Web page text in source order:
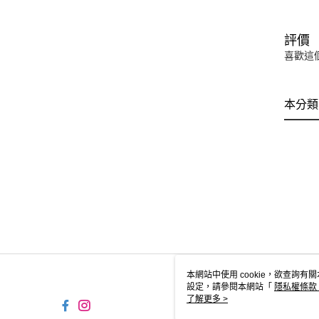
評價
喜歡這
本分
本網站中使用 cookie，欲查詢有
設定，請參閱本網站「 隱私權條款
使用 cookie。
了解更多 >